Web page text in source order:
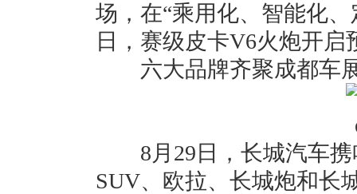
场，在“乘用化、智能化
日，赛级皮卡V6火炮开启
六大品牌齐聚成都车
8月29日，长城汽车携
SUV、欧拉、长城炮和长